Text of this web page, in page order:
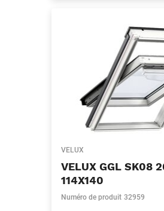
VELUX
VELUX GGL SK08
114X140
Numéro de produit 32959